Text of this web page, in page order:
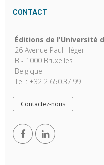
CONTACT
Éditions de l'Université
26 Avenue Paul Héger
B - 1000 Bruxelles
Belgique
Tel : +32 2 650.37.99
Contactez-nous